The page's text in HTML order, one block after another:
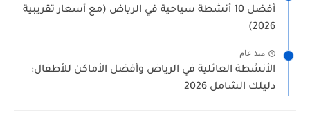
أفضل 10 أنشطة سياحية في الرياض (مع أسعار تقريبية
2026)
منذ عام
الأنشطة العائلية في الرياض وأفضل الأماكن للأطفال:
دليلك الشامل 2026